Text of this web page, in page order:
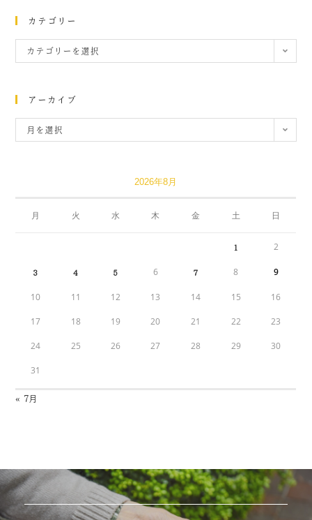
カテゴリー
カテゴリーを選択
アーカイブ
月を選択
2026年8月
月 火 水 木 金 土 日
1 2
3 4 5 6 7 8 9
10 11 12 13 14 15 16
17 18 19 20 21 22 23
24 25 26 27 28 29 30
31
« 7月